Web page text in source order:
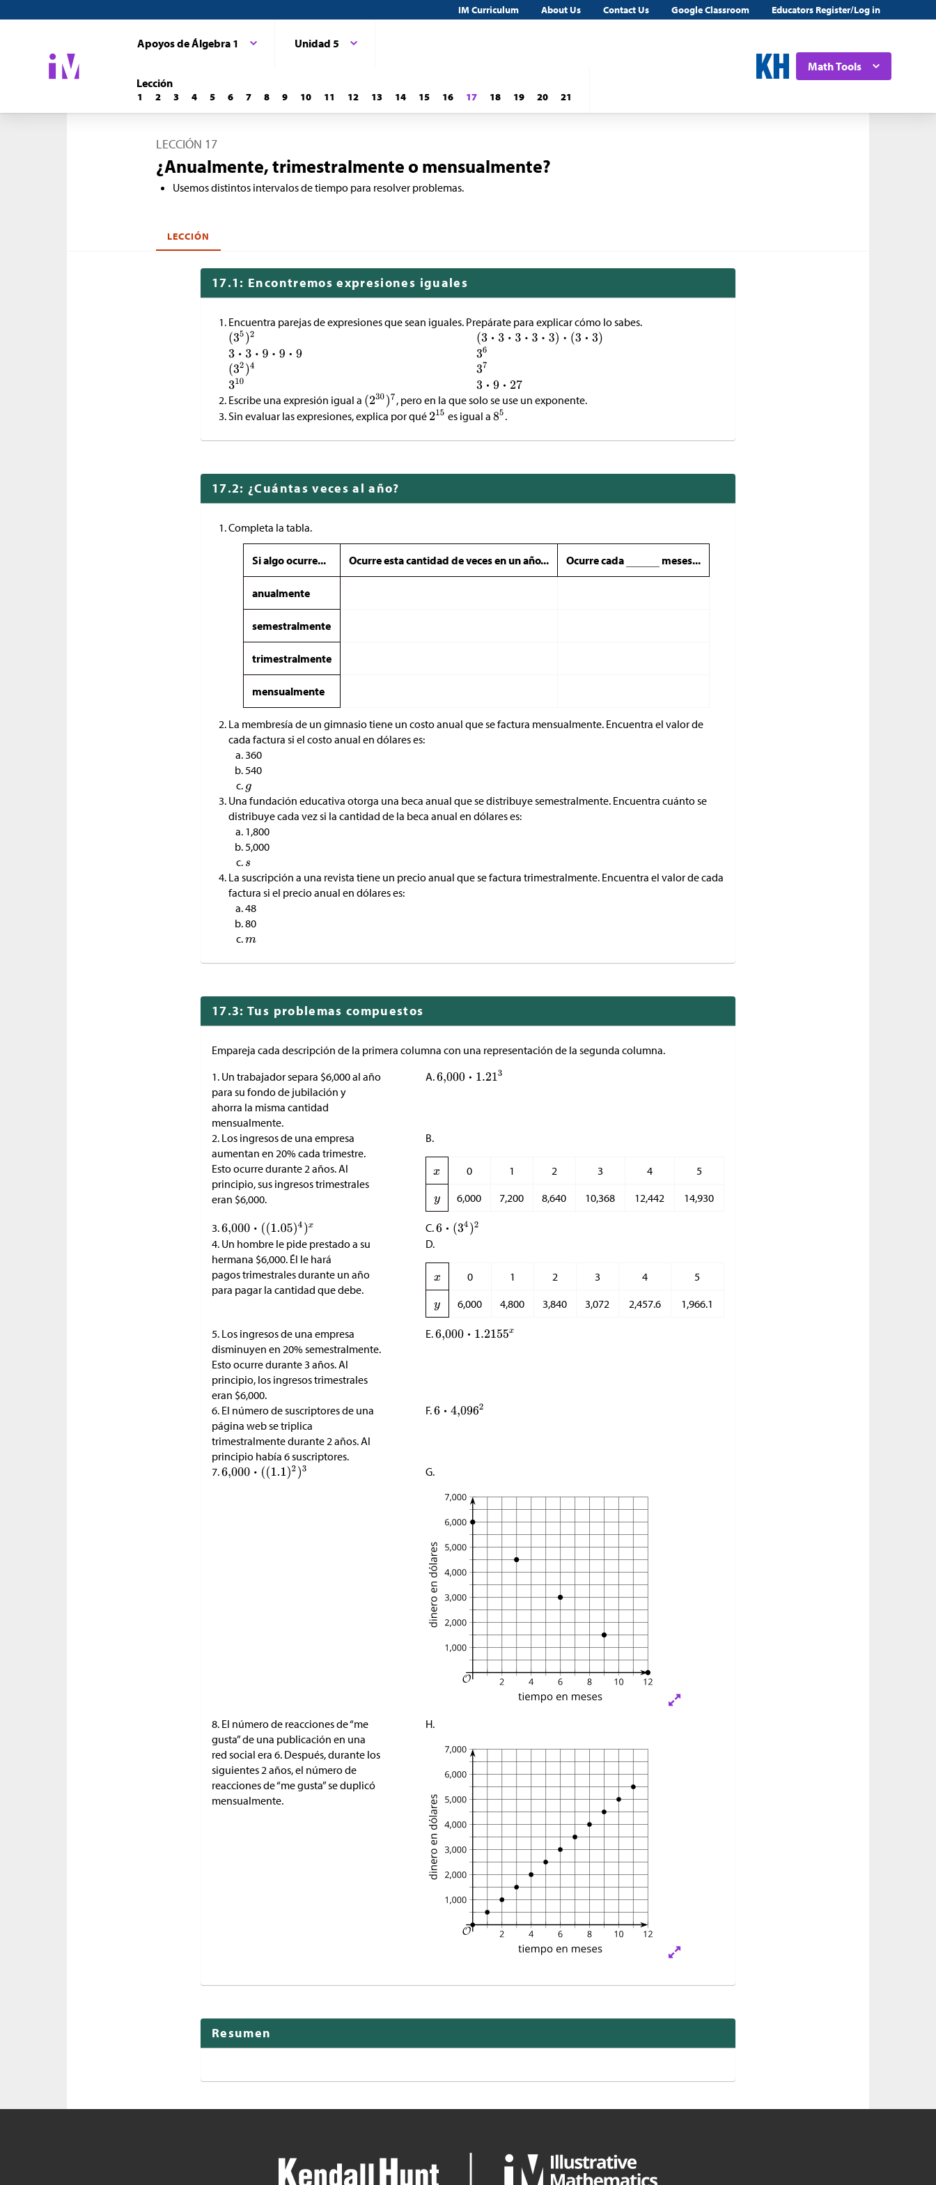
IM Curriculum About Us Contact Us Google Classroom Educators Register/Log in
Math Tools
Apoyos de Álgebra 1 Unidad 5
Lección
1 2 3 4 5 6 7 8 9 10 11 12 13 14 15 16 17 18 19 20 21
LECCIÓN 17
¿Anualmente, trimestralmente o mensualmente?
Usemos distintos intervalos de tiempo para resolver problemas.
LECCIÓN
17.1: Encontremos expresiones iguales
Encuentra parejas de expresiones que sean iguales. Prepárate para explicar cómo lo sabes.
Escribe una expresión igual a
, pero en la que solo se use un exponente.
Sin evaluar las expresiones, explica por qué
es igual a .
17.2: ¿Cuántas veces al año?
Completa la tabla.
Si algo ocurre... Ocurre esta cantidad de veces en un año... Ocurre cada meses...
anualmente
semestralmente
trimestralmente
mensualmente
La membresía de un gimnasio tiene un costo anual que se factura mensualmente. Encuentra el valor de
cada factura si el costo anual en dólares es:
360
540
Una fundación educativa otorga una beca anual que se distribuye semestralmente. Encuentra cuánto se
distribuye cada vez si la cantidad de la beca anual en dólares es:
1,800
5,000
La suscripción a una revista tiene un precio anual que se factura trimestralmente. Encuentra el valor de cada
factura si el precio anual en dólares es:
48
80
17.3: Tus problemas compuestos
Empareja cada descripción de la primera columna con una representación de la segunda columna.
1. Un trabajador separa $6,000 al año
para su fondo de jubilación y
ahorra la misma cantidad
mensualmente.
A.
2. Los ingresos de una empresa
aumentan en 20% cada trimestre.
Esto ocurre durante 2 años. Al
principio, sus ingresos trimestrales
eran $6,000.
B.
0 1 2 3 4
5
6,000
7,200 8,640 10,368 12,442 14,930
3.
C.
4. Un hombre le pide prestado a su
hermana $6,000. Él le hará
pagos trimestrales durante un año
para pagar la cantidad que debe.
D.
0 1 2 3 4
5
6,000
4,800 3,840 3,072 2,457.6 1,966.1
5. Los ingresos de una empresa
disminuyen en 20% semestralmente.
Esto ocurre durante 3 años. Al
principio, los ingresos trimestrales
eran $6,000.
E.
6. El número de suscriptores de una
página web se triplica
trimestralmente durante 2 años. Al
principio había 6 suscriptores.
F.
7. G.
8. El número de reacciones de “me
gusta” de una publicación en una
red social era 6. Después, durante los
siguientes 2 años, el número de
reacciones de “me gusta” se duplicó
mensualmente.
H.
Resumen